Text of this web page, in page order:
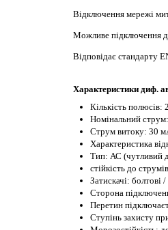
Відключення мережі
Можливе підключення
Відповідає стандарту
Характеристики диф.
Кількість полюсів: 2
Номінальний
Струм витоку: 30
Характеристика
Тип: АС (чутливий
стійкість до
Затискачі: болтові
Сторона
Перетин
Ступінь захисту